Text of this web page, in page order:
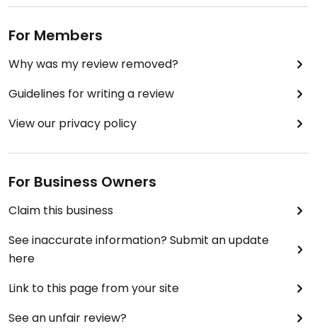
For Members
Why was my review removed?
Guidelines for writing a review
View our privacy policy
For Business Owners
Claim this business
See inaccurate information? Submit an update
here
Link to this page from your site
See an unfair review?